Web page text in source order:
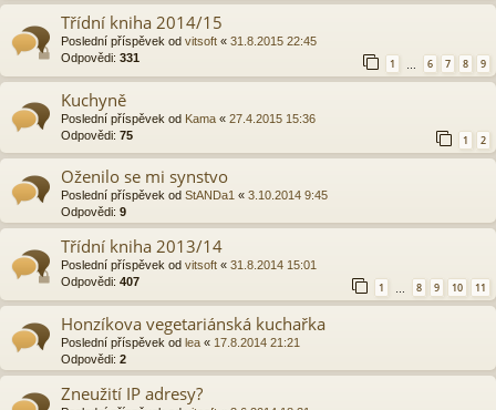
Třídní kniha 2014/15
Poslední příspěvek od vitsoft « 31.8.2015 22:45
Odpovědi: 331 1 6 7 8 9
Kuchyně
Poslední příspěvek od Kama « 27.4.2015 15:36
Odpovědi: 75 1 2
Oženilo se mi synstvo
Poslední příspěvek od StANDa1 « 3.10.2014 9:45
Odpovědi: 9
Třídní kniha 2013/14
Poslední příspěvek od vitsoft « 31.8.2014 15:01
Odpovědi: 407 1 8 9 10 11
Honzíkova vegetariánská kuchařka
Poslední příspěvek od lea « 17.8.2014 21:21
Odpovědi: 2
Zneužití IP adresy?